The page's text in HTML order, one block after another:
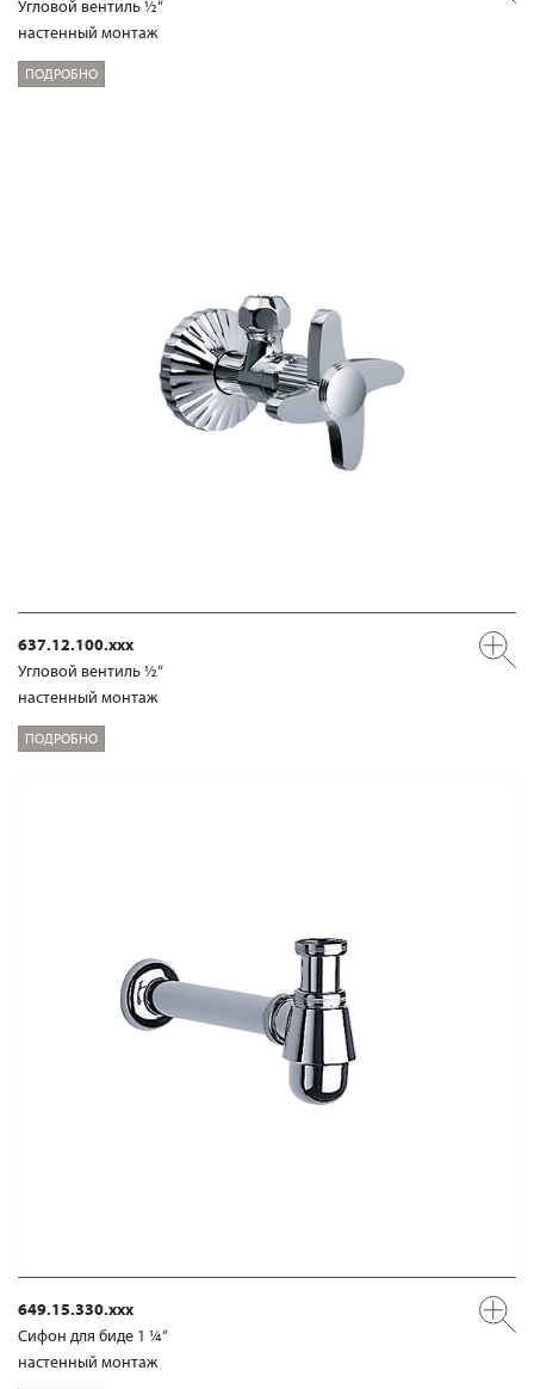
Угловой вентиль ½“
настенный монтаж
ПОДРОБНО
637.12.100.xxx
Угловой вентиль ½“
настенный монтаж
ПОДРОБНО
649.15.330.xxx
Сифон для биде 1 ¼“
настенный монтаж